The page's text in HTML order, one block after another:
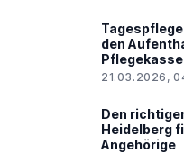
den
Pflegekasse
21.03.2026,
Den
Heidelberg
Angehörige